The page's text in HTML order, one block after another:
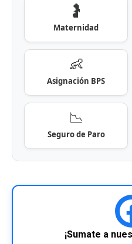
🤰
Maternidad
👶
Asignación BPS
📉
Seguro de Paro
¡Sumate a